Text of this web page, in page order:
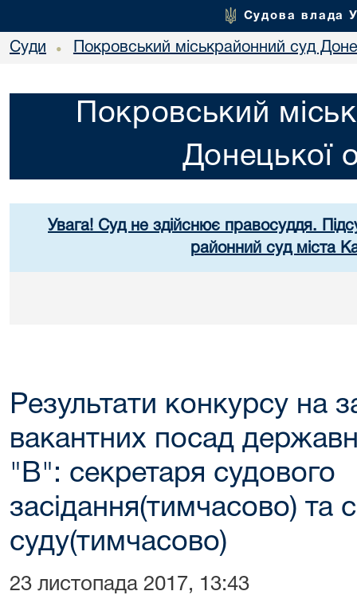
Судова влада
Суди • Покровський міськрайонний суд
Покровський
Донецької
Увага! Суд не здійснює правосуддя.
районний суд міста
Результати конкурсу на
вакантних посад
"В": секретаря судового
засідання(тимчасово) та
суду(тимчасово)
23 листопада 2017, 13:43